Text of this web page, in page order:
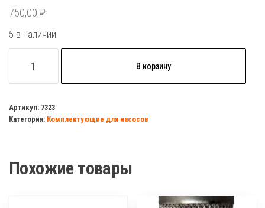
750,00 ₽
5 в наличии
товара
гидроаккумулятора
24
В корзину
Артикул: 7323
Категория: Комплектующие для насосов
Похожие товары